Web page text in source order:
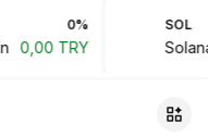
0%
0,00 TRY
SOL
Solana